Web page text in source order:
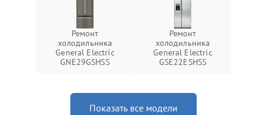
Ремонт
холодильника
General Electric
GNE29GSHSS
Ремонт
холодильника
General Electric
GSE22ESHSS
Показать все модели